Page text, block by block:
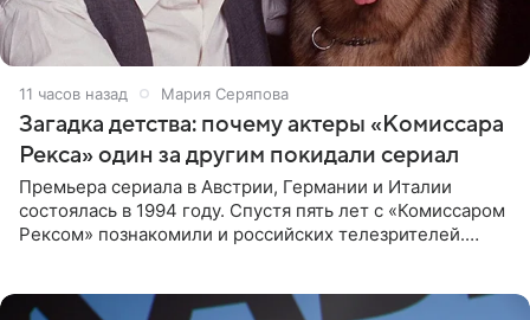
11 часов назад Мария Серяпова
Загадка детства: почему актеры «Комиссара
Рекса» один за другим покидали сериал
Премьера сериала в Австрии, Германии и Италии
состоялась в 1994 году. Спустя пять лет с «Комиссаром
Рексом» познакомили и российских телезрителей.